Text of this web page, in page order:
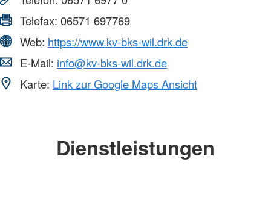
Telefax: 06571 697769
Web: https://www.kv-bks-wil.drk.de
E-Mail: info@kv-bks-wil.drk.de
Karte: Link zur Google Maps Ansicht
Dienstleistungen